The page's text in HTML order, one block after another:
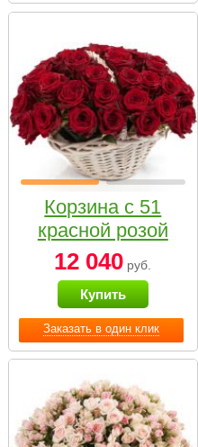
Заказать в один клик
Корзина с 51
красной розой
12 040 руб.
Купить